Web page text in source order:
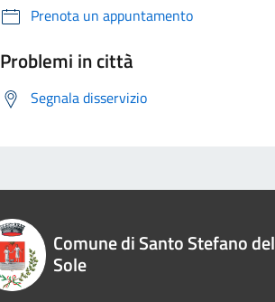
Prenota un appuntamento
Problemi in città
Segnala disservizio
Comune di Santo Stefano del
Sole